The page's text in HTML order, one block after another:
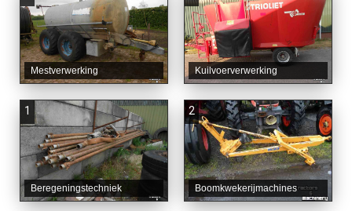
Mestverwerking Kuilvoerverwerking
1
Beregeningstechniek
2
Boomkwekerijmachines